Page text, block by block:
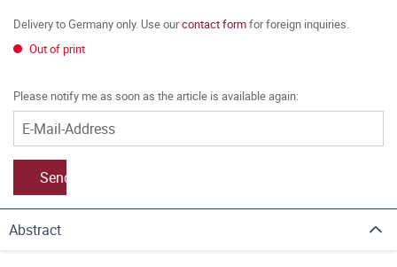
Delivery to Germany only. Use ourcontact formfor foreign inquiries.
Out of print
Please notify me as soon as the article is available again:
Send
Abstract